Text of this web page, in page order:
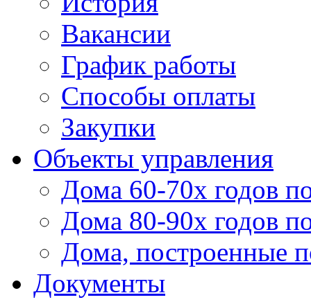
Вакансии
График работы
Способы оплаты
Закупки
Объекты управления
Дома 60-70х годов
Дома 80-90х годов
Дома, построенные
Документы